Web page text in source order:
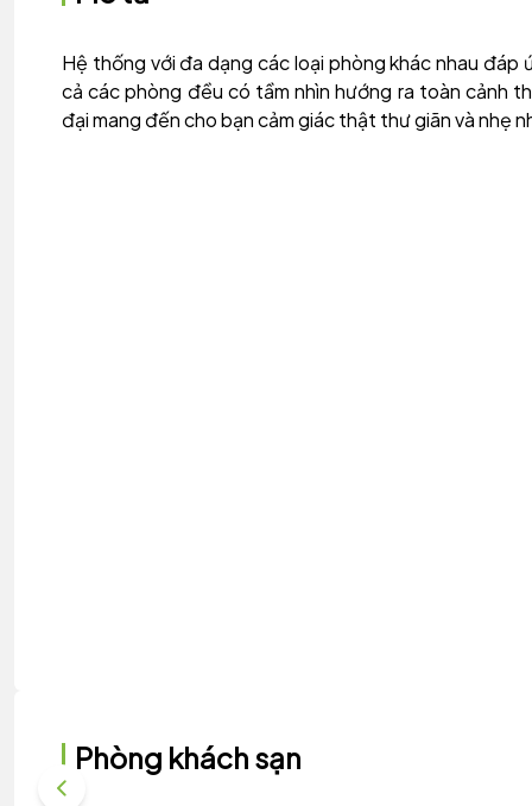
Hệ thống với đa dạng các loại phòng khác nhau đáp
cả các phòng đều có tầm nhìn hướng ra toàn cảnh
đại mang đến cho bạn cảm giác thật thư giãn và nhẹ
Phòng khách sạn